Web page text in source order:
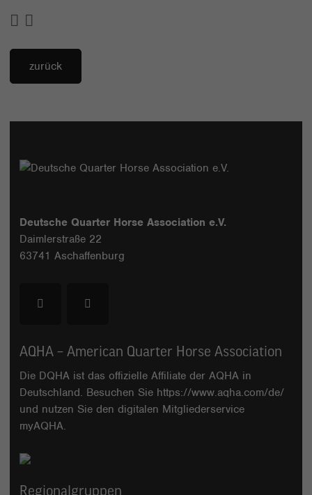
zurück
Deutsche Quarter Horse Association e.V.
Daimlerstraße 22
63741 Aschaffenburg
AQHA – American Quarter Horse Association
Die DQHA ist das offizielle Affiliate der AQHA in
Deutschland. Besuchen Sie https://www.aqha.com/de/
und nutzen Sie den digitalen Mitgliederservice
myAQHA.
Regionalgruppen